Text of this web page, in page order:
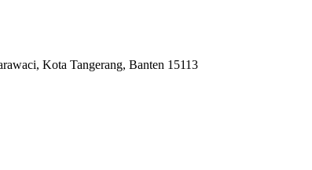
Kota Tangerang, Banten 15113